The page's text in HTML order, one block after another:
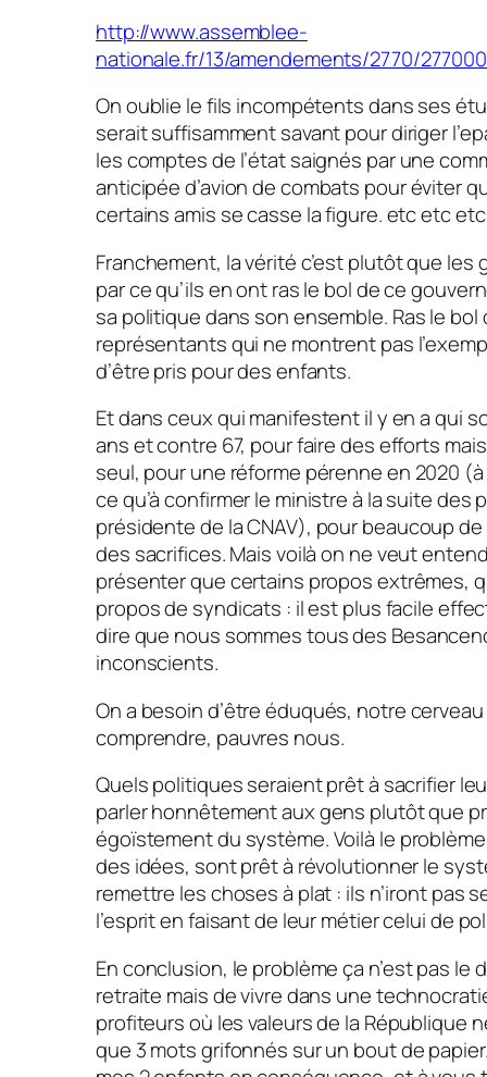
http://www.assemblee-
nationale.fr/13/amendements/2770/
On oublie le fils incompétents dans ses
serait suffisamment savant pour diriger
les comptes de l’état saignés par une
anticipée d’avion de combats pour éviter
certains amis se casse la figure. etc etc etc
Franchement, la vérité c’est plutôt que les
par ce qu’ils en ont ras le bol de ce
sa politique dans son ensemble. Ras le bol
représentants qui ne montrent pas
d’être pris pour des enfants.
Et dans ceux qui manifestent il y en a qui
ans et contre 67, pour faire des efforts
seul, pour une réforme pérenne en 2020 (à
ce qu’à confirmer le ministre à la suite des
présidente de la CNAV), pour beaucoup
des sacrifices. Mais voilà on ne veut
présenter que certains propos extrêmes,
propos de syndicats : il est plus facile
dire que nous sommes tous des
inconscients.
On a besoin d’être éduqués, notre
comprendre, pauvres nous.
Quels politiques seraient prêt à sacrifier
parler honnêtement aux gens plutôt que
égoïstement du système. Voilà le
des idées, sont prêt à révolutionner le
remettre les choses à plat : ils n’iront pas
l’esprit en faisant de leur métier celui de
En conclusion, le problème ça n’est pas le
retraite mais de vivre dans une
profiteurs où les valeurs de la République
que 3 mots grifonnés sur un bout de